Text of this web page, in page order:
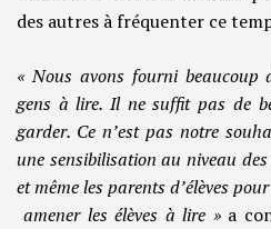
des autres à fréquenter ce
« Nous avons fourni beaucoup
gens à lire. Il ne suffit pas de
garder. Ce n’est pas notre
une sensibilisation au niveau
et même les parents d’élèves
amener les élèves à lire » a